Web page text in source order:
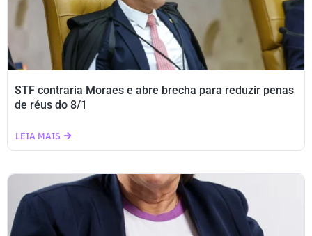
STF contraria Moraes e abre brecha para reduzir penas
de réus do 8/1
LEIA MAIS